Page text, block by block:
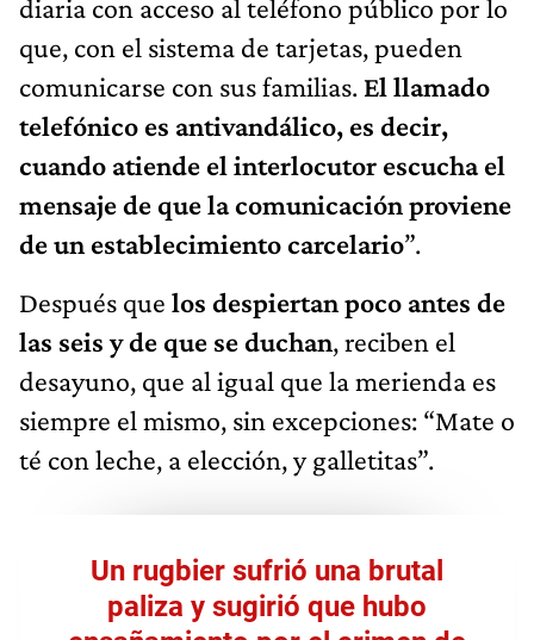
diaria con acceso al teléfono público por lo
que, con el sistema de tarjetas, pueden
comunicarse con sus familias. El llamado
telefónico es antivandálico, es decir,
cuando atiende el interlocutor escucha el
mensaje de que la comunicación proviene
de un establecimiento carcelario”.
Después que los despiertan poco antes de
las seis y de que se duchan, reciben el
desayuno, que al igual que la merienda es
siempre el mismo, sin excepciones: “Mate o
té con leche, a elección, y galletitas”.
Un rugbier sufrió una brutal
paliza y sugirió que hubo